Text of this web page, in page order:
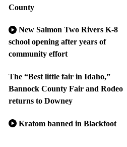
County
New Salmon Two Rivers K-8
school opening after years of
community effort
The “Best little fair in Idaho,”
Bannock County Fair and Rodeo
returns to Downey
Kratom banned in Blackfoot